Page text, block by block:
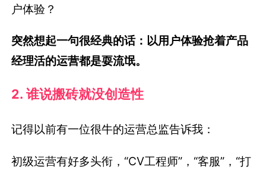
户体验？
突然想起一句很经典的话：以用户体验抢着产品
经理活的运营都是耍流氓。
2. 谁说搬砖就没创造性
记得以前有一位很牛的运营总监告诉我：
初级运营有好多头衔，“CV工程师”，“客服”，“打